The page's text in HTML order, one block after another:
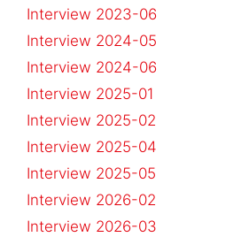
Interview 2023-06
Interview 2024-05
Interview 2024-06
Interview 2025-01
Interview 2025-02
Interview 2025-04
Interview 2025-05
Interview 2026-02
Interview 2026-03